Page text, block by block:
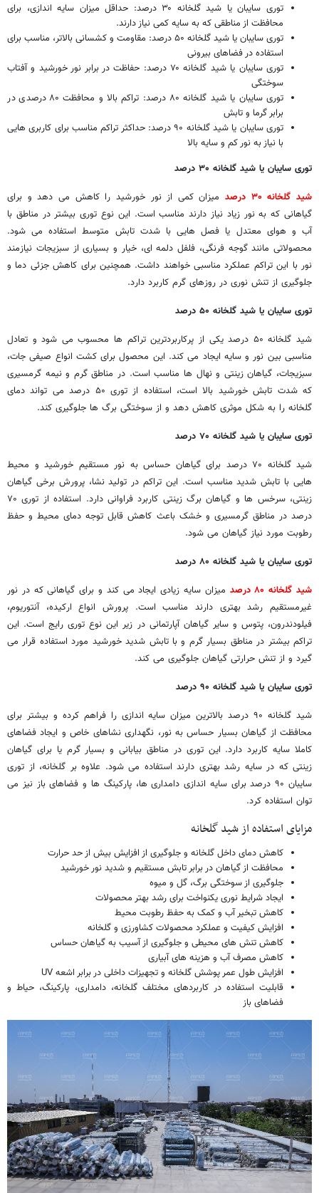
توری سایبان یا شید گلخانه ۳۰ درصد: حداقل میزان سایه اندازی، برای
محافظت از مناطقی که به سایه کمی نیاز دارند.
توری سایبان یا شید گلخانه ۵۰ درصد: مقاومت و کشسانی بالاتر، مناسب برای
استفاده در فضاهای بیرونی
توری سایبان یا شید گلخانه ۷۰ درصد: حفاظت در برابر نور خورشید و آفتاب
سوختگی
توری سایبان یا شید گلخانه ۸۰ درصد: تراکم بالا و محافظت ۸۰ درصدی در
برابر گرما و تابش
توری سایبان یا شید گلخانه ۹۰ درصد: حداکثر تراکم مناسب برای کاربری هایی
با نیاز به نور کم و سایه بالا
توری سایبان یا شید گلخانه ۳۰ درصد
شید گلخانه ۳۰ درصد
میزان کمی از نور خورشید را کاهش می دهد و برای
گیاهانی که به نور زیاد نیاز دارند مناسب است. این نوع توری بیشتر در مناطق با
آب و هوای معتدل یا فصل هایی با شدت تابش متوسط استفاده می شود.
محصولاتی مانند گوجه فرنگی، فلفل دلمه ای، خیار و بسیاری از سبزیجات نیازمند
نور با این تراکم عملکرد مناسبی خواهند داشت. همچنین برای کاهش جزئی دما و
جلوگیری از تنش نوری در روزهای گرم کاربرد دارد.
توری سایبان یا شید گلخانه ۵۰ درصد
شید گلخانه ۵۰ درصد یکی از پرکاربردترین تراکم ها محسوب می شود و تعادل
مناسبی بین نور و سایه ایجاد می کند. این محصول برای کشت انواع صیفی جات،
سبزیجات، گیاهان زینتی و نهال ها مناسب است. در مناطق گرم و نیمه گرمسیری
که شدت تابش خورشید بالا است، استفاده از توری ۵۰ درصد می تواند دمای
گلخانه را به شکل موثری کاهش دهد و از سوختگی برگ ها جلوگیری کند.
توری سایبان یا شید گلخانه ۷۰ درصد
شید گلخانه ۷۰ درصد برای گیاهان حساس به نور مستقیم خورشید و محیط
هایی با تابش شدید مناسب است. این تراکم در تولید نشا، پرورش برخی گیاهان
زینتی، سرخس ها و گیاهان برگ زینتی کاربرد فراوانی دارد. استفاده از توری ۷۰
درصد در مناطق گرمسیری و خشک باعث کاهش قابل توجه دمای محیط و حفظ
رطوبت مورد نیاز گیاهان می شود.
توری سایبان یا شید گلخانه ۸۰ درصد
شید گلخانه ۸۰ درصد
میزان سایه زیادی ایجاد می کند و برای گیاهانی که در نور
غیرمستقیم رشد بهتری دارند مناسب است. پرورش انواع ارکیده، آنتوریوم،
فیلودندرون، پتوس و سایر گیاهان آپارتمانی در زیر این نوع توری رایج است. این
تراکم بیشتر در مناطق بسیار گرم و با تابش شدید خورشید مورد استفاده قرار می
گیرد و از تنش حرارتی گیاهان جلوگیری می کند.
توری سایبان یا شید گلخانه ۹۰ درصد
شید گلخانه ۹۰ درصد بالاترین میزان سایه اندازی را فراهم کرده و بیشتر برای
محافظت از گیاهان بسیار حساس به نور، نگهداری نشاهای خاص و ایجاد فضاهای
کاملا سایه کاربرد دارد. این توری در مناطق بیابانی و بسیار گرم یا برای گیاهان
زینتی که در سایه رشد بهتری دارند استفاده می شود. علاوه بر گلخانه، از توری
سایبان ۹۰ درصد برای سایه اندازی دامداری ها، پارکینگ ها و فضاهای باز نیز می
توان استفاده کرد.
مزایای استفاده از شید گلخانه
کاهش دمای داخل گلخانه و جلوگیری از افزایش بیش از حد حرارت
محافظت از گیاهان در برابر تابش مستقیم و شدید نور خورشید
جلوگیری از سوختگی برگ، گل و میوه
ایجاد شرایط نوری یکنواخت برای رشد بهتر محصولات
کاهش تبخیر آب و کمک به حفظ رطوبت محیط
افزایش کیفیت و عملکرد محصولات کشاورزی و گلخانه
کاهش تنش های محیطی و جلوگیری از آسیب به گیاهان حساس
کاهش مصرف آب و هزینه های آبیاری
افزایش طول عمر پوشش گلخانه و تجهیزات داخلی در برابر اشعه UV
قابلیت استفاده در کاربردهای مختلف گلخانه، دامداری، پارکینگ، حیاط و
فضاهای باز